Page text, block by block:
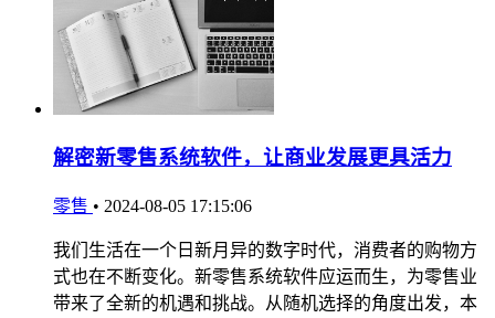
解密新零售系统软件，让商业发展更具活力
零售 • 2024-08-05 17:15:06
我们生活在一个日新月异的数字时代，消费者的购物方
式也在不断变化。新零售系统软件应运而生，为零售业
带来了全新的机遇和挑战。从随机选择的角度出发，本